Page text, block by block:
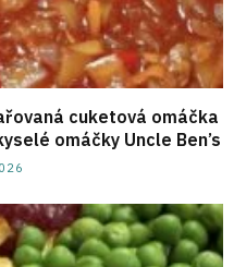
cuketová omáčka
omáčky Uncle Ben’s